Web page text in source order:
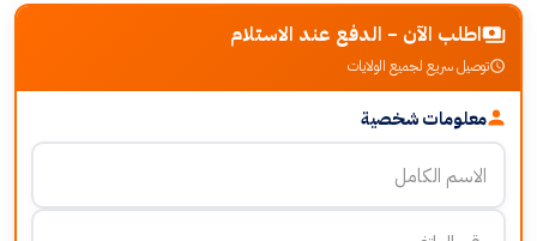
اطلب الآن - الدفع عند الاستلام
توصيل سريع لجميع الولايات
معلومات شخصية